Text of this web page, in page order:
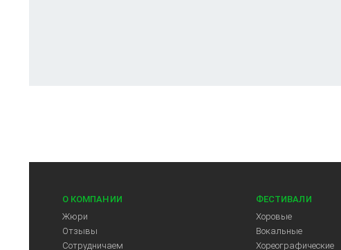
О КОМПАНИИ
Жюри
Отзывы
Сотрудничаем
ФЕСТИВАЛИ
Хоровые
Вокальные
Хореографические